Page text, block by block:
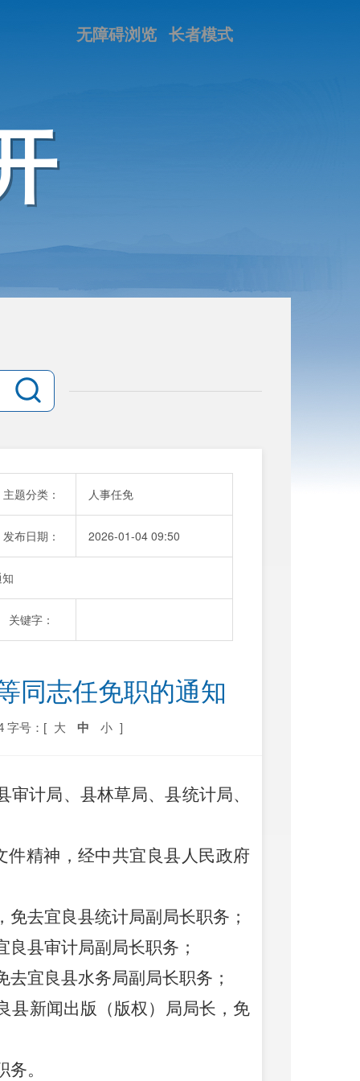
长者模式
无障碍浏览
主题分类： 人事任免
发布日期： 2026-01-04 09:50
关键字：
同志任免职的通知
字号：[ 大 中 小 ]
计局、县林草局、县统计局、
件精神，经中共宜良县人民政府
去宜良县统计局副局长职务；
县审计局副局长职务；
宜良县水务局副局长职务；
县新闻出版（版权）局局长，免
。